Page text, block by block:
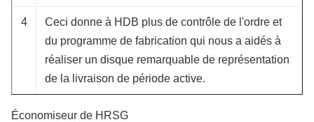
4
Ceci donne à HDB plus de contrôle de l'ordre et
du programme de fabrication qui nous a aidés à
réaliser un disque remarquable de représentation
de la livraison de période active.
Économiseur de HRSG